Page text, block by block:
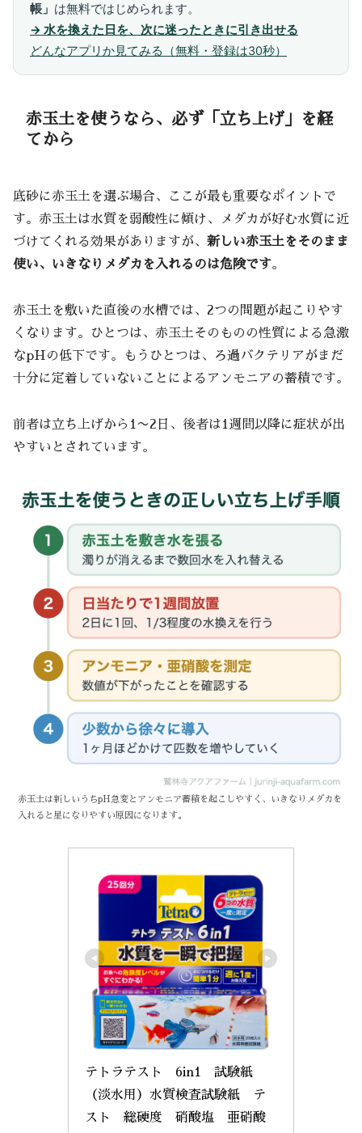
帳」 は無料ではじめられます。
→ 水を換えた日を、次に迷ったときに引き出せる
どんなアプリか見てみる（無料・登録は30秒）
赤玉土を使うなら、必ず「立ち上げ」を経
てから
底砂に赤玉土を選ぶ場合、ここが最も重要なポイントで
す。赤玉土は水質を弱酸性に傾け、メダカが好む水質に近
づけてくれる効果がありますが、 新しい赤玉土をそのまま
使い、いきなりメダカを入れるのは危険です。
赤玉土を敷いた直後の水槽では、2つの問題が起こりやす
くなります。ひとつは、赤玉土そのものの性質による急激
なpHの低下です。もうひとつは、ろ過バクテリアがまだ
十分に定着していないことによるアンモニアの蓄積です。
前者は立ち上げから1〜2日、後者は1週間以降に症状が出
やすいとされています。
赤玉土は新しいうちpH急変とアンモニア蓄積を起こしやすく、いきなりメダカを
入れると星になりやすい原因になります。
テトラテスト　6in1　試験紙
（淡水用）水質検査試験紙　テ
スト　総硬度　硝酸塩　亜硝酸